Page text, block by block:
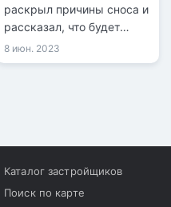
раскрыл причины сноса и
рассказал, что будет
построено на её месте.
8 июн. 2023
Каталог застройщиков
Поиск по карте